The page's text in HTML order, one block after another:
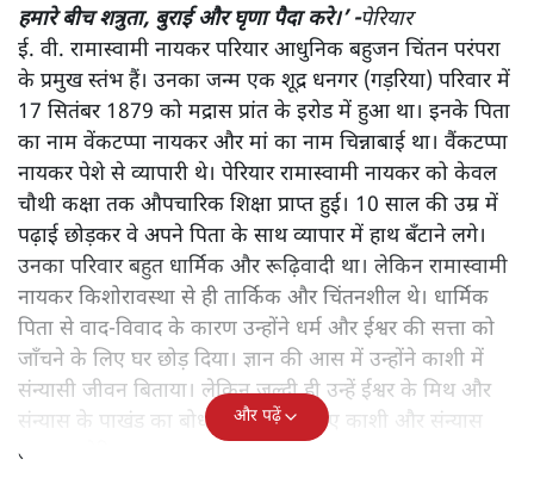
हमारे बीच शत्रुता, बुराई और घृणा पैदा करे।’ -पेरियार
ई. वी. रामास्वामी नायकर परियार आधुनिक बहुजन चिंतन परंपरा
के प्रमुख स्तंभ हैं। उनका जन्म एक शूद्र धनगर (गड़रिया) परिवार में
17 सितंबर 1879 को मद्रास प्रांत के इरोड में हुआ था। इनके पिता
का नाम वेंकटप्पा नायकर और मां का नाम चिन्नाबाई था। वैंकटप्पा
नायकर पेशे से व्यापारी थे। पेरियार रामास्वामी नायकर को केवल
चौथी कक्षा तक औपचारिक शिक्षा प्राप्त हुई। 10 साल की उम्र में
पढ़ाई छोड़कर वे अपने पिता के साथ व्यापार में हाथ बँटाने लगे।
उनका परिवार बहुत धार्मिक और रूढ़िवादी था। लेकिन रामास्वामी
नायकर किशोरावस्था से ही तार्किक और चिंतनशील थे। धार्मिक
पिता से वाद-विवाद के कारण उन्होंने धर्म और ईश्वर की सत्ता को
जाँचने के लिए घर छोड़ दिया। ज्ञान की आस में उन्होंने काशी में
संन्यासी जीवन बिताया। लेकिन जल्दी ही उन्हें ईश्वर के मिथ और
संन्यास के पाखंड का बोध हो गया। इसलिए काशी और संन्यास
त्यागकर पेरियार घर वापस आ गए।
और पढ़ें